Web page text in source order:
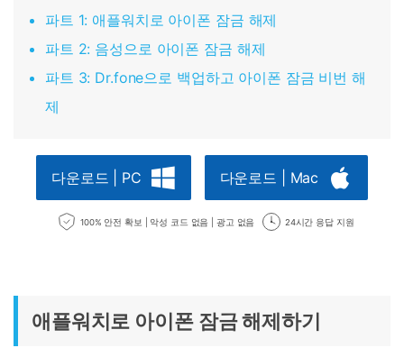
파트 1: 애플워치로 아이폰 잠금 해제
파트 2: 음성으로 아이폰 잠금 해제
파트 3: Dr.fone으로 백업하고 아이폰 잠금 비번 해
제
다운로드 | PC 다운로드 | Mac
100% 안전 확보 | 악성 코드 없음 | 광고 없음 24시간 응답 지원
애플워치로 아이폰 잠금 해제하기